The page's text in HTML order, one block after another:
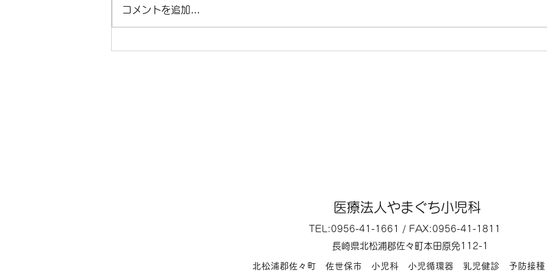
診です。 11日（山の日）祝日に
8月20日（木曜）第3木曜日のた
の診療になります。
コメントを追加…
医療法人やまぐち小児科
TEL:0956-41-1661 / FAX:0956-41-1811
長崎県北松浦郡佐々町本田原免112-1
​北松浦郡佐々町 佐世保市 小児科 小児循環器 乳児健診 予防接種